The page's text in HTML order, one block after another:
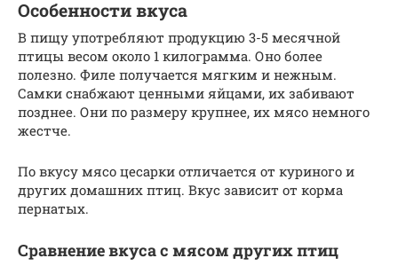
Особенности вкуса
В пищу употребляют продукцию 3-5 месячной
птицы весом около 1 килограмма. Оно более
полезно. Филе получается мягким и нежным.
Самки снабжают ценными яйцами, их забивают
позднее. Они по размеру крупнее, их мясо немного
жестче.
По вкусу мясо цесарки отличается от куриного и
других домашних птиц. Вкус зависит от корма
пернатых.
Сравнение вкуса с мясом других птиц